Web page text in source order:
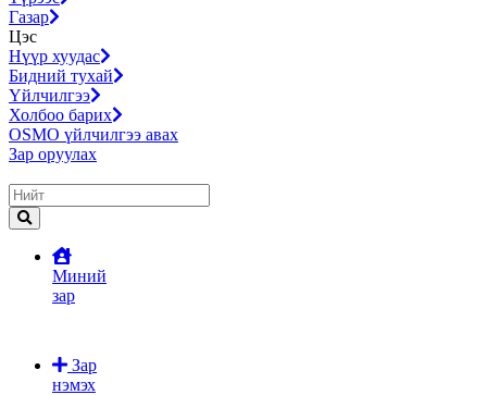
Газар
Цэс
Нүүр хуудас
Бидний тухай
Үйлчилгээ
Холбоо барих
OSMO үйлчилгээ авах
Зар оруулах
Миний
зар
Зар
нэмэх